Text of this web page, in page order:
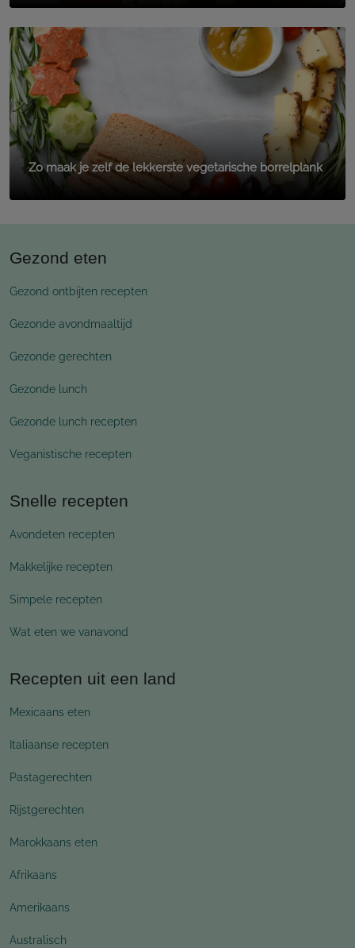
Zo maak je zelf de lekkerste vegetarische borrelplank
Gezond eten
Gezond ontbijten recepten
Gezonde avondmaaltijd
Gezonde gerechten
Gezonde lunch
Gezonde lunch recepten
Veganistische recepten
Snelle recepten
Avondeten recepten
Makkelijke recepten
Simpele recepten
Wat eten we vanavond
Recepten uit een land
Mexicaans eten
Italiaanse recepten
Pastagerechten
Rijstgerechten
Marokkaans eten
Afrikaans
Amerikaans
Australisch